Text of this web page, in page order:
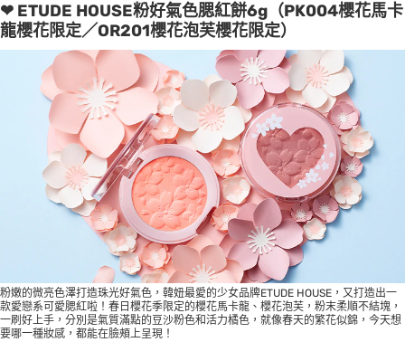
❤ ETUDE HOUSE粉好氣色腮紅餅6g（PK004櫻花馬卡
龍櫻花限定／OR201櫻花泡芙櫻花限定）
粉嫩的微亮色澤打造珠光好氣色，韓妞最愛的少女品牌ETUDE HOUSE，又打造出一
款愛戀系可愛腮紅啦！春日櫻花季限定的櫻花馬卡龍、櫻花泡芙，粉末柔順不結塊，
一刷好上手，分別是氣質滿點的豆沙粉色和活力橘色，就像春天的繁花似錦，今天想
要哪一種妝感，都能在臉頰上呈現！